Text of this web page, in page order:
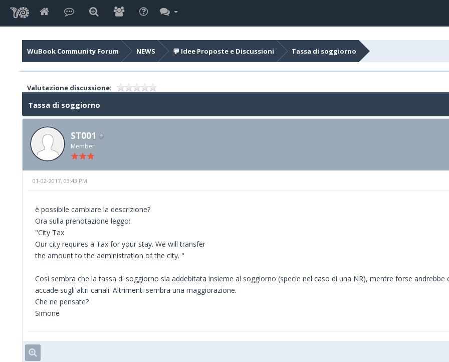
WuBook Community Forum NEWS 💬 Idee Proposte e Discussioni Tassa di soggiorno
Valutazione discussione:
Tassa di soggiorno
ST001
Member
01-02-2017, 03:43 PM
è possibile cambiare la descrizione?
Ora sulla prenotazione leggo:
"City Tax
Our city requires a Tax for your stay. We will transfer
the amount to the administration of the city. "
Così sembra che la tassa di soggiorno sia addebitata insieme al soggiorno (specie nel caso di una NR), mentre forse
accade sugli altri canali. Altrimenti sembra una maggiorazione.
Che ne pensate?
Simone